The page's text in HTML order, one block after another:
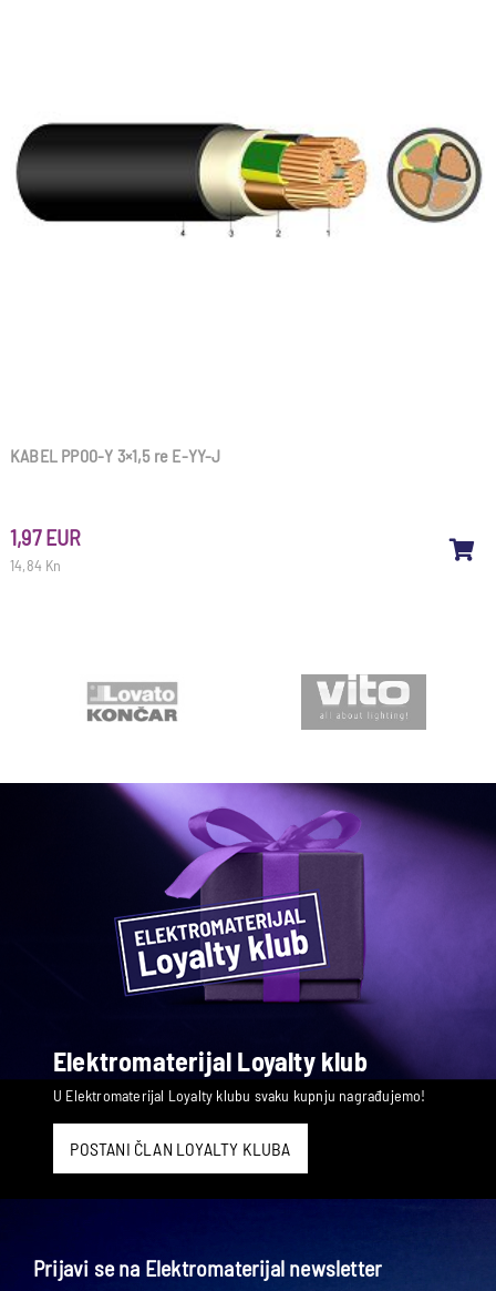
KABEL PP00-Y 3×1,5 re E-YY-J
14,84 Kn
1,97 EUR
Elektromaterijal Loyalty klub
U Elektromaterijal Loyalty klubu svaku kupnju nagrađujemo!
POSTANI ČLAN LOYALTY KLUBA
Prijavi se na Elektromaterijal newsletter